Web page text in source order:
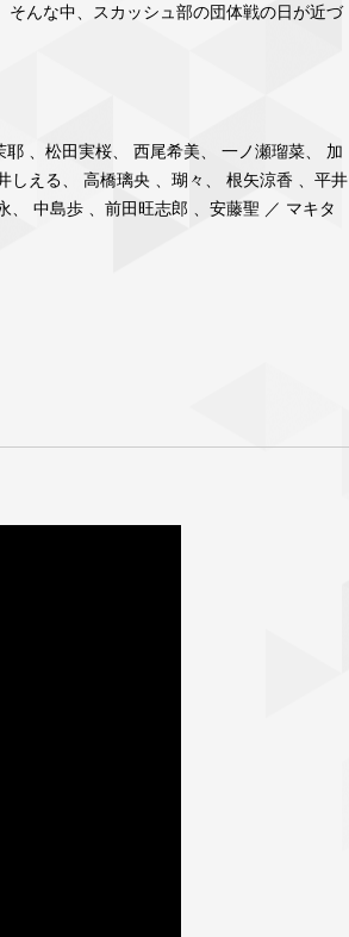
そんな中、スカッシュ部の団体戦の⽇が近づ
耶 、松⽥実桜、 ⻄尾希美、 ⼀ノ瀬瑠菜、 加
しえる、 ⾼橋璃央 、瑚々、 根⽮涼⾹ 、平井
、 中島歩 、前⽥旺志郎 、安藤聖 ／ マキタ